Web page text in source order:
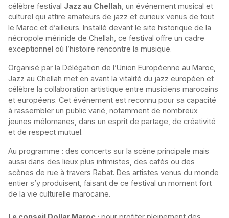
célèbre festival Jazz au Chellah , un événement musical et
culturel qui attire amateurs de jazz et curieux venus de tout
le Maroc et d’ailleurs. Installé devant le site historique de la
nécropole mérinide de Chellah, ce festival offre un cadre
exceptionnel où l’histoire rencontre la musique.
Organisé par la Délégation de l’Union Européenne au Maroc,
Jazz au Chellah met en avant la vitalité du jazz européen et
célèbre la collaboration artistique entre musiciens marocains
et européens. Cet événement est reconnu pour sa capacité
à rassembler un public varié, notamment de nombreux
jeunes mélomanes, dans un esprit de partage, de créativité
et de respect mutuel.
Au programme : des concerts sur la scène principale mais
aussi dans des lieux plus intimistes, des cafés ou des
scènes de rue à travers Rabat. Des artistes venus du monde
entier s’y produisent, faisant de ce festival un moment fort
de la vie culturelle marocaine.